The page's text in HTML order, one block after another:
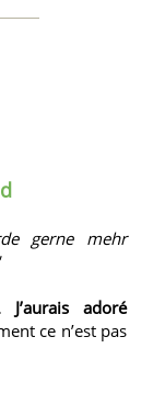
gerne mehr
J’aurais adoré
ce n’est pas